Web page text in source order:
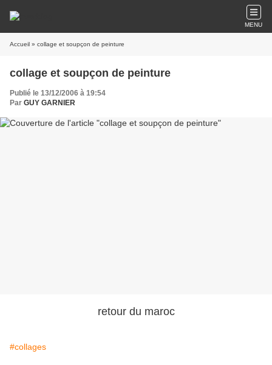
MENU
Accueil » collage et soupçon de peinture
collage et soupçon de peinture
Publié le 13/12/2006 à 19:54
Par GUY GARNIER
retour du maroc
#collages